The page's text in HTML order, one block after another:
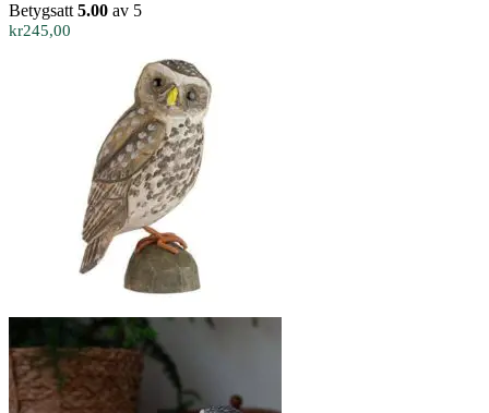
Betygsatt 5.00 av 5
kr245,00